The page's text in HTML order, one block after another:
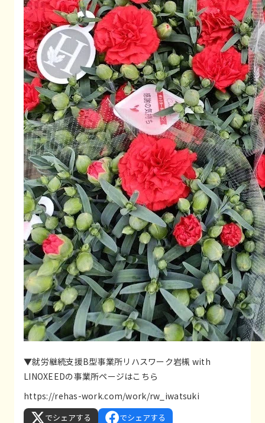
▼就労継続支援B型事業所リハスワーク岩槻 with
LINOXEEDの事業所ページはこちら
https://rehas-work.com/work/rw_iwatsuki
でシェアする でシェアする